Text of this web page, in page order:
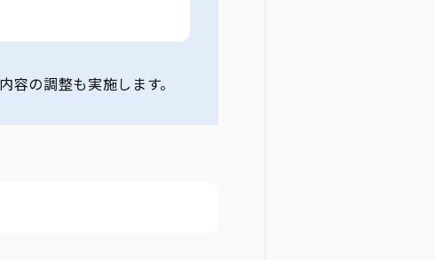
の調整も実施します。